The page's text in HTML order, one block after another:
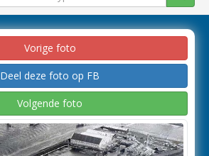
Vorige foto
Deel deze foto op FB
Volgende foto